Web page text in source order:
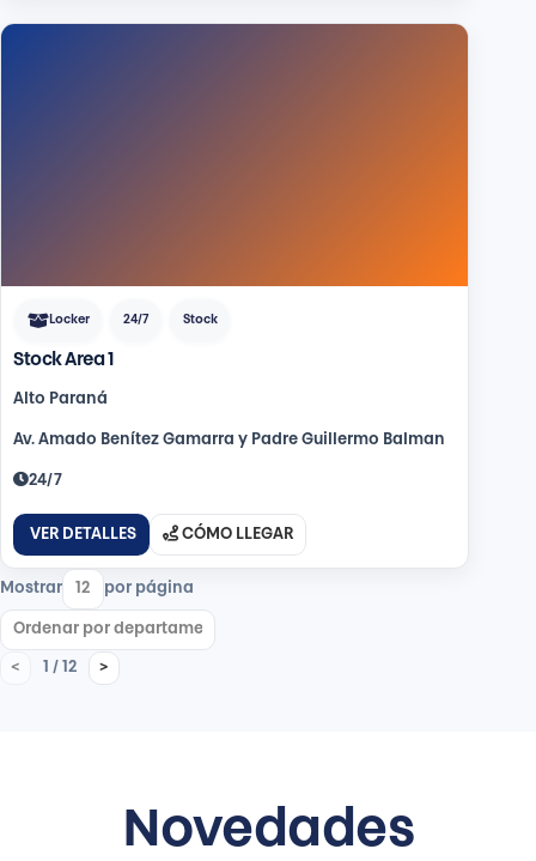
Locker 24/7 Stock
Stock Area 1
Alto Paraná
Av. Amado Benítez Gamarra y Padre Guillermo Balman
24/7
VER DETALLES CÓMO LLEGAR
Mostrar por página
< 1 / 12 >
Novedades